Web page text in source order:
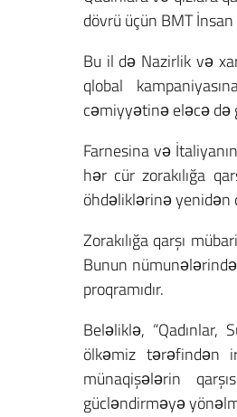
dövrü üçün BMT
Bu il də Nazirlik və
qlobal
cəmiyyətinə eləcə də
Farnesina və
hər cür zorakılığa
öhdəliklərinə yenidən
Zorakılığa qarşı
Bunun
proqramıdır.
Beləliklə,
ölkəmiz tərəfindən
münaqişələrin
gücləndirməyə